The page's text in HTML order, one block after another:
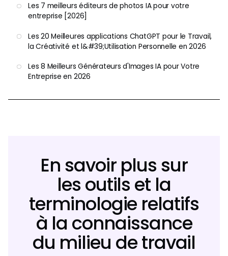
Les 7 meilleurs éditeurs de photos IA pour votre
entreprise [2026]
Les 20 Meilleures applications ChatGPT pour le Travail,
la Créativité et l&#39;Utilisation Personnelle en 2026
Les 8 Meilleurs Générateurs d'Images IA pour Votre
Entreprise en 2026
En savoir plus sur
les outils et la
terminologie relatifs
à la connaissance
du milieu de travail